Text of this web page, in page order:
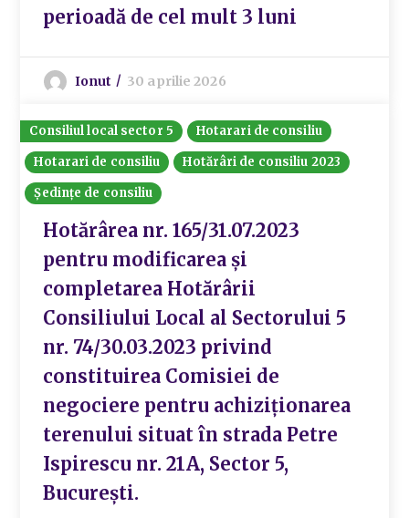
perioadă de cel mult 3 luni
Ionut 30 aprilie 2026
Consiliul local sector 5
Hotarari de consiliu
Hotarari de consiliu
Hotărâri de consiliu 2023
Ședințe de consiliu
Hotărârea nr. 165/31.07.2023
pentru modificarea și
completarea Hotărârii
Consiliului Local al Sectorului 5
nr. 74/30.03.2023 privind
constituirea Comisiei de
negociere pentru achiziționarea
terenului situat în strada Petre
Ispirescu nr. 21A, Sector 5,
București.